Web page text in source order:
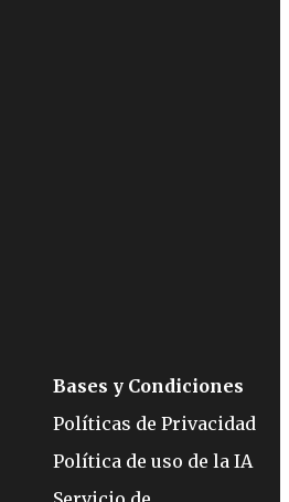
Bases y Condiciones
Políticas de Privacidad
Política de uso de la IA